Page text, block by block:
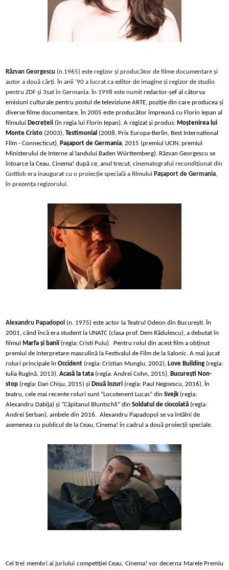
Răzvan Georgescu (n.1965) este regizor și producător de filme documentare și
autor a două cărți. În anii ‘90 a lucrat ca editor de imagine și regizor de studio
pentru ZDF și 3sat în Germania. În 1998 este numit redactor-șef al câtorva
emisiuni culturale pentru postul de televiziune ARTE, poziție din care producea și
diverse filme documentare. În 2005 este producător împreună cu Florin Iepan al
filmului Decrețeii (în regia lui Florin Iepan). A regizat și produs: Moștenirea lui
Monte Cristo (2003), Testimonial (2008, Prix Europa-Berlin, Best International
Film - Connecticut), Pașaport de Germania, 2015 (premiul UCIN, premiul
Ministerului de Interne al landului Baden Württemberg). Răzvan Georgescu se
întoarce la Ceau, Cinema! după ce, anul trecut, cinematograful recondiționat din
Gottlob era inaugurat cu o proiecție specială a filmului Pașaport de Germania,
în prezența regizorului.
Alexandru Papadopol (n. 1975) este actor la Teatrul Odeon din Bucureşti. În
2001, când încă era student la UNATC (clasa prof. Dem Rădulescu), a debutat în
filmul
Marfa și banii (regia: Cristi Puiu).
Pentru rolul din acest film a obţinut
premiul de interpretare masculină la Festivalul de Film de la Salonic. A mai jucat
roluri principale în Occident (regia: Cristian Mungiu, 2002), Love Building (regia:
Iulia Rugină, 2013), Acasă la tata (regia: Andrei Cohn, 2015), București Non-
stop (regia: Dan Chișu, 2015) și Două lozuri (regia: Paul Negoescu, 2016). În
teatru, cele mai recente roluri sunt “Locotenent Lucas” din Svejk (regia:
Alexandru Dabija) și "Căpitanul Bluntschli” din Soldatul de ciocolată (regia:
Andrei Șerban), ambele din 2016. Alexandru Papadopol se va întâlni de
asemenea cu publicul de la Ceau, Cinema! în cadrul a două proiecţii speciale.
Cei trei membri ai juriului competiției Ceau, Cinema! vor decerna Marele Premiu